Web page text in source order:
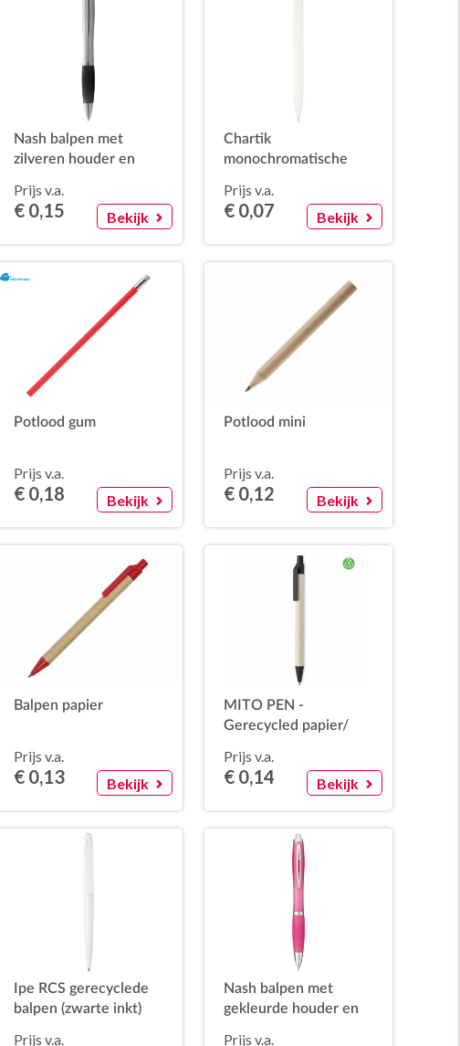
Nash balpen met
zilveren houder en
inkt)
Prijs v.a.
€ 0,15 Bekijk
Chartik
monochromatische
papier met matte
afwerking (zwarte inkt)
Prijs v.a.
€ 0,07 Bekijk
Potlood gum
Prijs v.a.
€ 0,18 Bekijk
Potlood mini
Prijs v.a.
€ 0,12 Bekijk
Balpen papier
Prijs v.a.
€ 0,13 Bekijk
MITO PEN -
Gerecycled papier/
Prijs v.a.
€ 0,14 Bekijk
Ipe RCS gerecyclede
balpen (zwarte inkt)
Prijs v.a.
Nash balpen met
gekleurde houder en
Prijs v.a.